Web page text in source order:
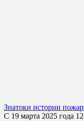
Знатоки истории
С 19 марта 2025 года